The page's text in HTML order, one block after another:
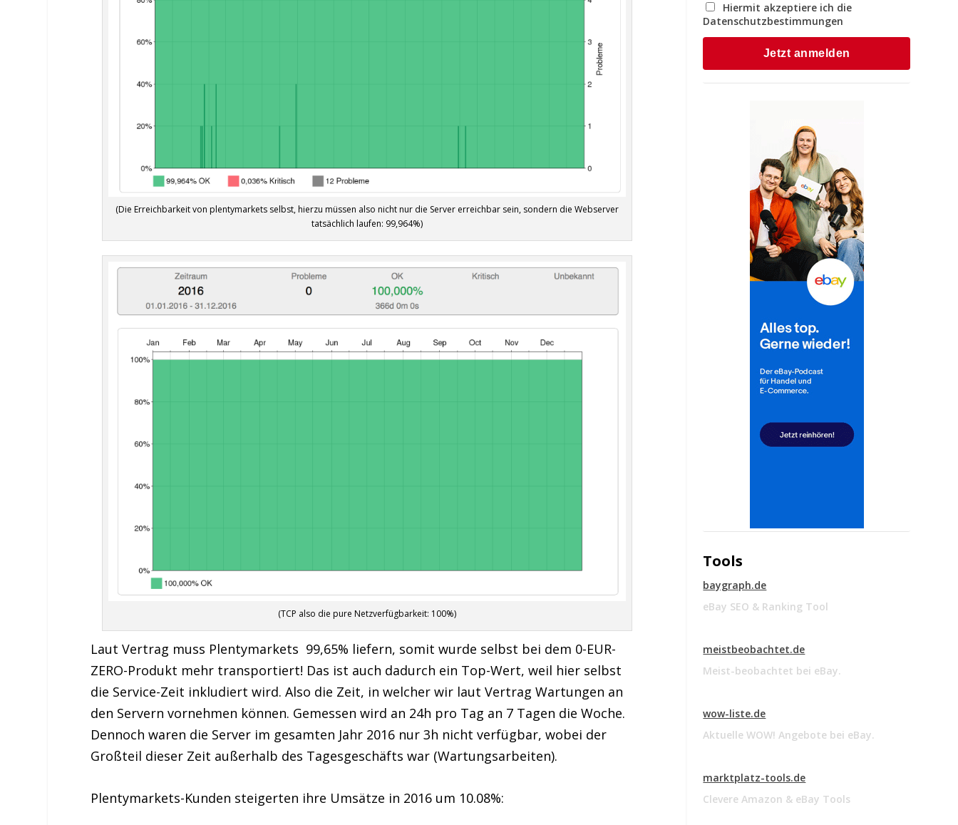
(Die Erreichbarkeit von plentymarkets selbst, hierzu müssen also nicht nur die Server erreichbar sein, sondern die Webserver
tatsächlich laufen: 99,964%)
(TCP also die pure Netzverfügbarkeit: 100%)
Laut Vertrag muss Plentymarkets 99,65% liefern, somit wurde selbst bei dem 0-EUR-
ZERO-Produkt mehr transportiert! Das ist auch dadurch ein Top-Wert, weil hier selbst
die Service-Zeit inkludiert wird. Also die Zeit, in welcher wir laut Vertrag Wartungen an
den Servern vornehmen können. Gemessen wird an 24h pro Tag an 7 Tagen die Woche.
Dennoch waren die Server im gesamten Jahr 2016 nur 3h nicht verfügbar, wobei der
Großteil dieser Zeit außerhalb des Tagesgeschäfts war (Wartungsarbeiten).
Plentymarkets-Kunden steigerten ihre Umsätze in 2016 um 10.08%:
Hiermit akzeptiere ich die
Datenschutzbestimmungen
Tools
baygraph.de
eBay SEO & Ranking Tool
meistbeobachtet.de
Meist-beobachtet bei eBay.
wow-liste.de
Aktuelle WOW! Angebote bei eBay.
marktplatz-tools.de
Clevere Amazon & eBay Tools